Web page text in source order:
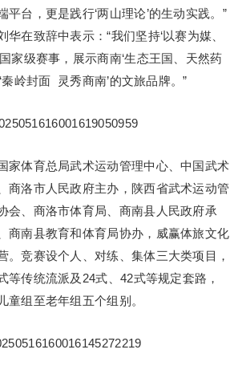
平台，更是践行‘两山理论’的生动实践。”
在致辞中表示：“我们坚持‘以赛为媒、
家级赛事，展示商南‘生态王国、天然药
秦岭封面 灵秀商南’的文旅品牌。”
家体育总局武术运动管理中心、中国武术
商洛市人民政府主办，陕西省武术运动管
会、商洛市体育局、商南县人民政府承
商南县教育和体育局协办，威赢体旅文化
。竞赛设个人、对练、集体三大类项目，
等传统流派及24式、42式等规定套路，
童组至老年组五个组别。